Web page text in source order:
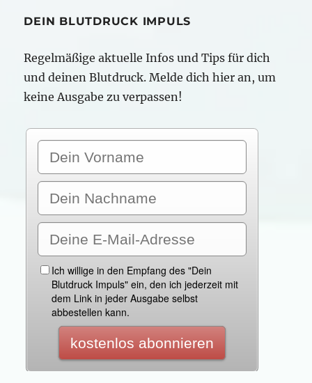
DEIN BLUTDRUCK IMPULS
Regelmäßige aktuelle Infos und Tips für dich
und deinen Blutdruck. Melde dich hier an, um
keine Ausgabe zu verpassen!